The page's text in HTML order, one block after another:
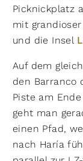
Picknickplatz
mit
und die Insel
Auf dem
den Barranco
Piste am
geht man
einen Pfad,
nach Haría